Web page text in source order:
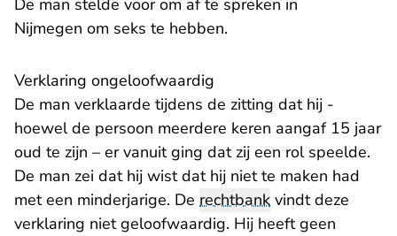
De man stelde voor om af te spreken in
Nijmegen om seks te hebben.
Verklaring ongeloofwaardig
De man verklaarde tijdens de zitting dat hij -
hoewel de persoon meerdere keren aangaf 15 jaar
oud te zijn – er vanuit ging dat zij een rol speelde.
De man zei dat hij wist dat hij niet te maken had
met een minderjarige. De rechtbank vindt deze
verklaring niet geloofwaardig. Hij heeft geen